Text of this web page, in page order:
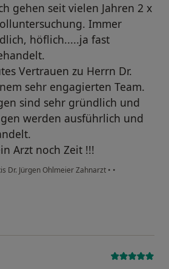
gehen seit vielen Jahren 2 x
Immer
höflich.....ja fast
Vertrauen zu Herrn Dr.
sehr engagierten Team.
sind sehr gründlich und
werden ausführlich und
Arzt noch Zeit !!!
Dr. Jürgen Ohlmeier Zahnarzt • •